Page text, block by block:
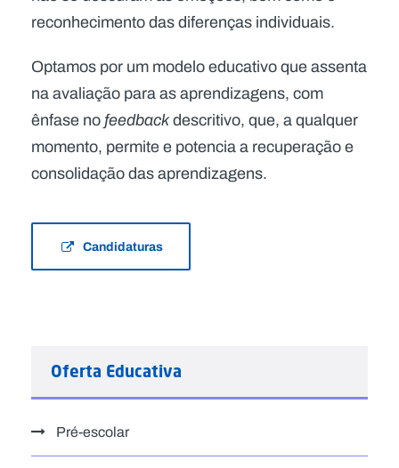
reconhecimento das diferenças individuais.
Optamos por um modelo educativo que assenta
na avaliação para as aprendizagens, com
ênfase nofeedbackdescritivo, que, a qualquer
momento, permite e potencia a recuperação e
consolidação das aprendizagens.
Candidaturas
Oferta Educativa
Pré-escolar